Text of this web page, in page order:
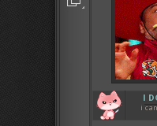
I
i